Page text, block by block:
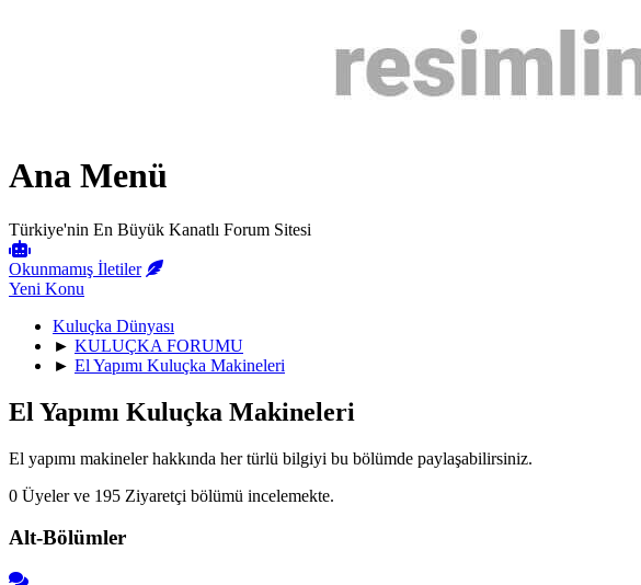
Ana Menü
Türkiye'nin En Büyük Kanatlı Forum Sitesi
Okunmamış İletiler
Yeni Konu
Kuluçka Dünyası
► KULUÇKA FORUMU
► El Yapımı Kuluçka Makineleri
El Yapımı Kuluçka Makineleri
El yapımı makineler hakkında her türlü bilgiyi bu bölümde paylaşabilirsiniz.
0 Üyeler ve 195 Ziyaretçi bölümü incelemekte.
Alt-Bölümler